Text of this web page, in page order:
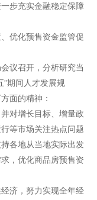
步充实金融稳定保障
优化预售资金监管促
议召开，分析研究当
”期间人才发展规
面的精神：
对增长目标、增量政
等市场关注热点问题
各地从当地实际出发
，优化商品房预售资
济，努力实现全年经